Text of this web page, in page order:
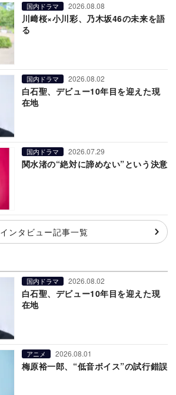
国内ドラマ 2026.08.08
川﨑桜×小川彩、乃木坂46の未来を語
る
国内ドラマ 2026.08.02
白石聖、デビュー10年目を迎えた現
在地
国内ドラマ 2026.07.29
関水渚の“絶対に諦めない”という決意
インタビュー記事一覧
国内ドラマ 2026.08.02
白石聖、デビュー10年目を迎えた現
在地
アニメ 2026.08.01
梅原裕一郎、“低音ボイス”の試行錯誤